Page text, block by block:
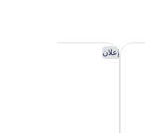
إعلان
هيات ريجينسي نيروبي